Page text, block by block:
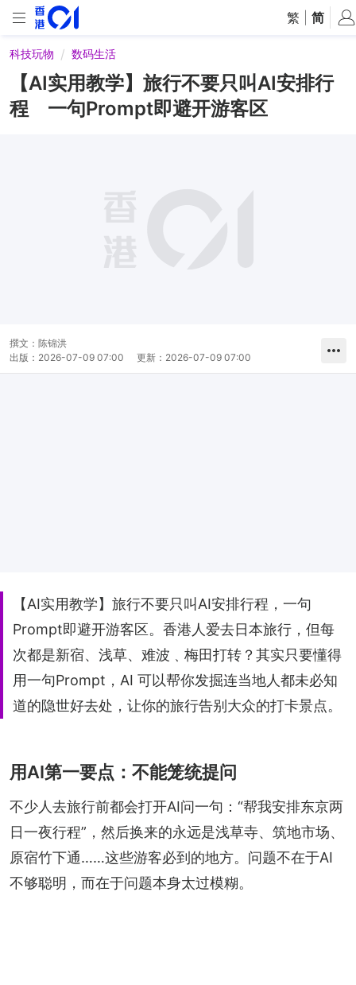
繁 简
科技玩物 数码生活
【AI实用教学】旅行不要只叫AI安排行
程 一句Prompt即避开游客区
撰文： 陈锦洪
出版： 2026-07-09 07:00 更新： 2026-07-09 07:00
【AI实用教学】旅行不要只叫AI安排行程，一句
Prompt即避开游客区。香港人爱去日本旅行，但每
次都是新宿、浅草、难波﹑梅田打转？其实只要懂得
用一句Prompt，AI 可以帮你发掘连当地人都未必知
道的隐世好去处，让你的旅行告别大众的打卡景点。
用AI第一要点：不能笼统提问
不少人去旅行前都会打开AI问一句：“帮我安排东京两
日一夜行程”，然后换来的永远是浅草寺、筑地市场、
原宿竹下通……这些游客必到的地方。问题不在于AI
不够聪明，而在于问题本身太过模糊。